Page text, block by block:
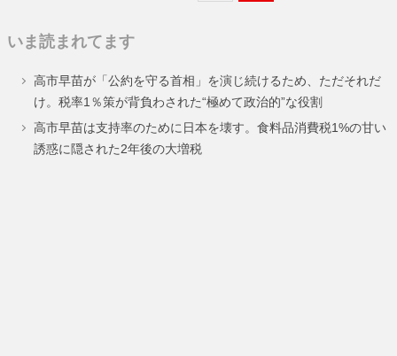
ー
ジ
ー
ジ
いま読まれてます
高市早苗が「公約を守る首相」を演じ続けるため、ただそれだ
け。税率1％策が背負わされた“極めて政治的”な役割
高市早苗は支持率のために日本を壊す。食料品消費税1%の甘い
誘惑に隠された2年後の大増税